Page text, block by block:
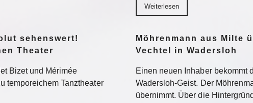
Weiterlesen
sehenswert!
Theater
Bizet und Mérimée
temporeichem Tanztheater
Möhrenmann aus Milte
Vechtel in Wadersloh
Einen neuen Inhaber bekommt
Wadersloh-Geist. Der
übernimmt. Über die